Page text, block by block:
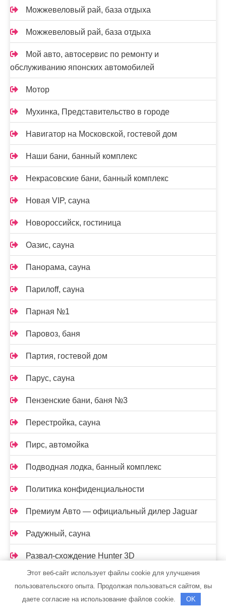
Можжевеловый рай, база отдыха
Можжевеловый рай, база отдыха
Мой авто, автосервис по ремонту и
обслуживанию японских автомобилей
Мотор
Мухинка, Представительство в городе
Навигатор на Московской, гостевой дом
Наши бани, банный комплекс
Некрасовские бани, банный комплекс
Новая VIP, сауна
Новороссийск, гостиница
Оазис, сауна
Панорама, сауна
Парилоff, сауна
Парная №1
Паровоз, баня
Партия, гостевой дом
Парус, сауна
Пензенские бани, баня №3
Перестройка, сауна
Пирс, автомойка
Подводная лодка, банный комплекс
Политика конфиденциальности
Премиум Авто — официальный дилер Jaguar
Радужный, сауна
Развал-схождение Hunter 3D
Резиденция Мария, база отдыха
Река Чусовая, природный парк
Этот веб-сайт использует файлы cookie для улучшения
пользовательского опыта. Продолжая пользоваться сайтом, вы
даете согласие на использование файлов cookie.
OK